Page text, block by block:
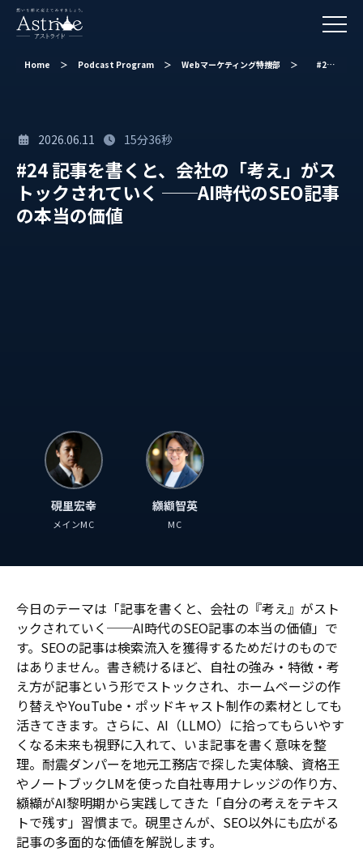
Home ＞ Podcast Program ＞ Webマーケティング特捜部 ＞ #24 記事を書くと、会社の「考え」がストックされていく ──AI時代のSEO記事の本当の価値
2026.06.11 15分36秒
#24 記事を書くと、会社の「考え」がス
トックされていく ──AI時代のSEO記事
の本当の価値
⁠硯里宏幸
メインMC
纐纈智英
MC
今日のテーマは「記事を書くと、会社の『考え』がスト
ックされていく──AI時代のSEO記事の本当の価値」で
す。SEOの記事は検索流入を獲得するためだけのもので
はありません。書き続けるほど、自社の強み・特徴・考
え方が記事という形でストックされ、ホームページの作
り替えやYouTube・ポッドキャスト制作の素材としても
活きてきます。さらに、AI（LLMO）に拾ってもらいやす
くなる未来も視野に入れて、いま記事を書く意味を整
理。耐震ダンパーを地元工務店で探した実体験、資格王
やノートブックLMを使った自社専用ナレッジの作り方、
纐纈がAI黎明期から実践してきた「自分の考えをテキス
トで残す」習慣まで。硯里さんが、SEO以外にも広がる
記事の多面的な価値を解説します。